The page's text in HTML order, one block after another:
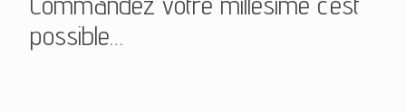
possible…